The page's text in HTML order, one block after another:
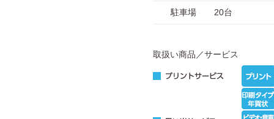
駐車場
20台
取扱い商品／サービス